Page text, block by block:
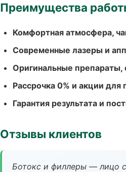
Преимущества
Комфортная атмосфера,
Современные лазеры и
Оригинальные
Рассрочка 0% и акции для
Гарантия результата и
Отзывы клиентов
Ботокс и филлеры — лицо